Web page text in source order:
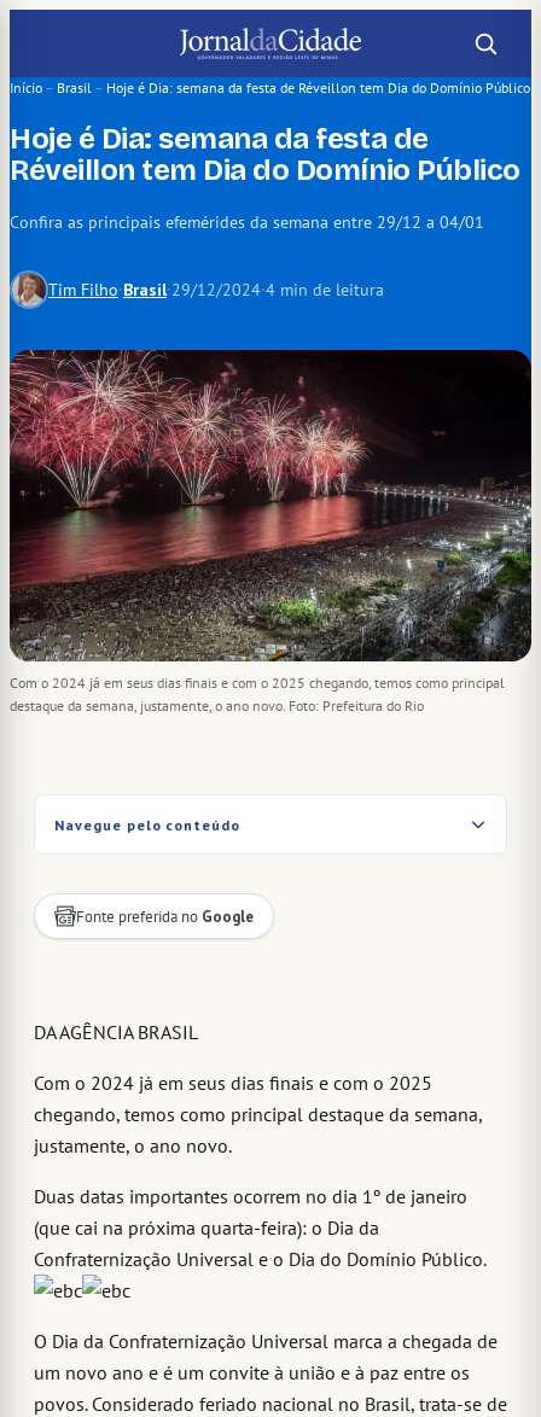
o
Início – Brasil – Hoje é Dia: semana da festa de Réveillon tem Dia do Domínio Público
Hoje é Dia: semana da festa de
Réveillon tem Dia do Domínio Público
Confira as principais efemérides da semana entre 29/12 a 04/01
Tim Filho·Brasil·29/12/2024·4 min de leitura
Com o 2024 já em seus dias finais e com o 2025 chegando, temos como principal
destaque da semana, justamente, o ano novo. Foto: Prefeitura do Rio
Navegue pelo conteúdo
Fonte preferida no Google
DA AGÊNCIA BRASIL
Com o 2024 já em seus dias finais e com o 2025
chegando, temos como principal destaque da semana,
justamente, o ano novo.
Duas datas importantes ocorrem no dia 1º de janeiro
(que cai na próxima quarta-feira): o Dia da
Confraternização Universal e o Dia do Domínio Público.
O Dia da Confraternização Universal marca a chegada de
um novo ano e é um convite à união e à paz entre os
povos. Considerado feriado nacional no Brasil, trata-se de